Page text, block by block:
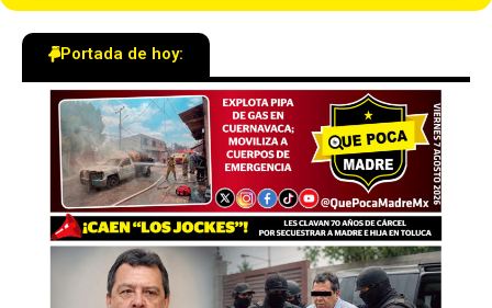
Portada de hoy: